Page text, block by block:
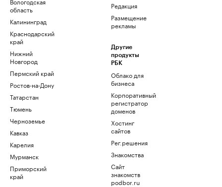
область
Калининград
Краснодарский
край
Нижний
Новгород
Пермский край
Ростов-на-Дону
Татарстан
Тюмень
Черноземье
Кавказ
Карелия
Мурманск
Приморский
край
Редакция
Размещение
рекламы
Другие
продукты
РБК
Облако для
бизнеса
Корпоративный
регистратор
доменов
Хостинг
сайтов
Рег.решения
Знакомства
Сайт
знакомств
podbor.ru